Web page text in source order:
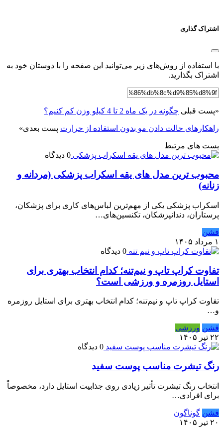
اشتراک گذاری
با استفاده از روش‌های زیر می‌توانید این صفحه را با دوستان خود به
اشتراک بگذارید.
«پست قبلی چگونه در یک ماه 2 تا 4 کیلو وزن کم کنیم؟
راهکارهای حالت دادن مو بدون استفاده از حرارت پست بعدی»
پست های مرتبط
0 دیدگاه
محبوب ترین مدل های یقه اسکراب پزشکی (مردانه و
زنانه)
اسکراب پزشکی یکی از مهم‌ترین لباس‌های کاری برای پزشکان،
پرستاران، دندانپزشکان، تکنسین‌های…
فشن
۱ مرداد ۱۴۰۵
0 دیدگاه
تفاوت کراپ تاپ و نیم‌تنه؛ کدام انتخاب بهتری برای
استایل روزمره و ورزشی است؟
تفاوت کراپ تاپ و نیم‌تنه؛ کدام انتخاب بهتری برای استایل روزمره
و…
فشن ورزشی
۲۲ تیر ۱۴۰۵
0 دیدگاه
رنگ تیشرت مناسب پوست سفید
انتخاب رنگ تیشرت تأثیر زیادی روی جذابیت استایل دارد، مخصوصاً
برای افرادی…
فشن گوناگون
۲۰ تیر ۱۴۰۵